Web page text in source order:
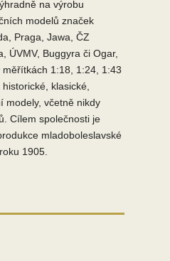
na výrobu
modelů značek
Praga, Jawa, ČZ
ÚVMV, Buggyra či Ogar,
1:18, 1:24, 1:43
klasické,
modely, včetně nikdy
Cílem společnosti je
mladoboleslavské
1905.